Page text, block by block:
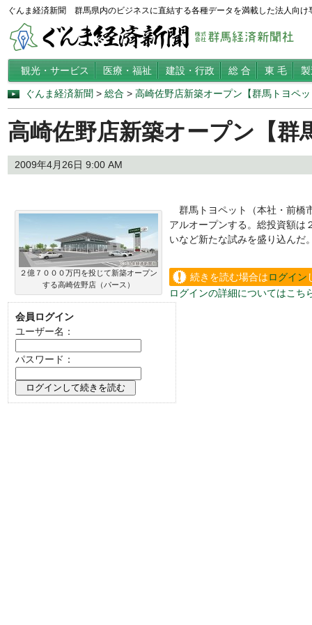
ぐんま経済新聞 群馬県内のビジネスに直結する各種データを満載した法人向け
観光・サービス 医療・福祉 建設・行政 総 合 東 毛
ぐんま経済新聞 > 総合 > 高崎佐野店新築オープン【群馬トヨペッ
高崎佐野店新築オープン【群
2009年4月26日 9:00 AM
２億７０００万円を投じて新築オープン
する高崎佐野店（パース）
群馬トヨペット（本社・前橋
アルオープンする。総投資額は
いなど新たな試みを盛り込んだ。
続きを読む場合はログイン
い。
ログインの詳細についてはこち
会員ログイン
ユーザー名：
パスワード：